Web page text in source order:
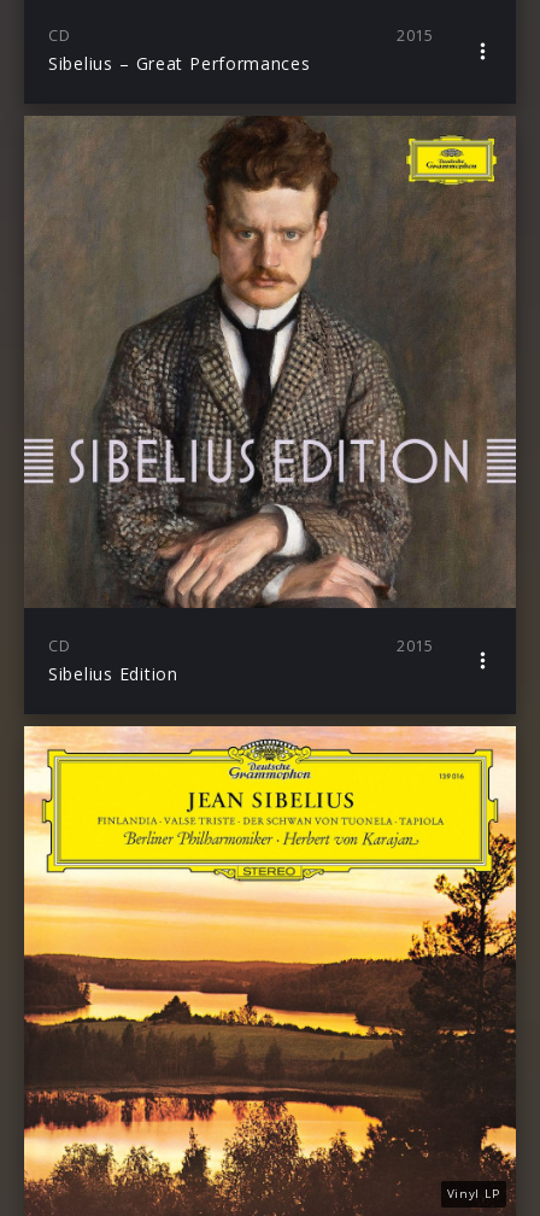
CD 2015
Sibelius – Great Performances
CD 2015
Sibelius Edition
Vinyl LP